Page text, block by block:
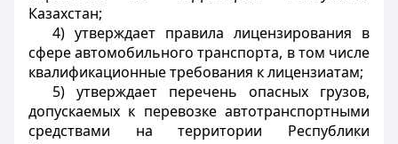
Казахстан;
4) утверждает правила лицензирования в
сфере автомобильного транспорта, в том числе
квалификационные требования к лицензиатам;
5) утверждает перечень опасных грузов,
допускаемых к перевозке автотранспортными
средствами на территории Республики